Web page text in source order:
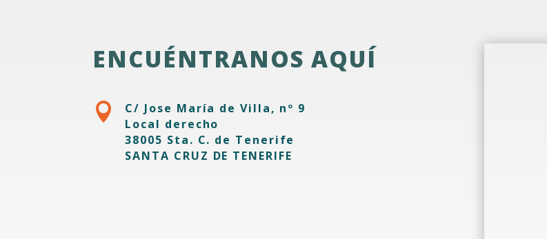
ENCUÉNTRANOS AQUÍ

C/ Jose María de Villa, nº 9
Local derecho
38005 Sta. C. de Tenerife
SANTA CRUZ DE TENERIFE